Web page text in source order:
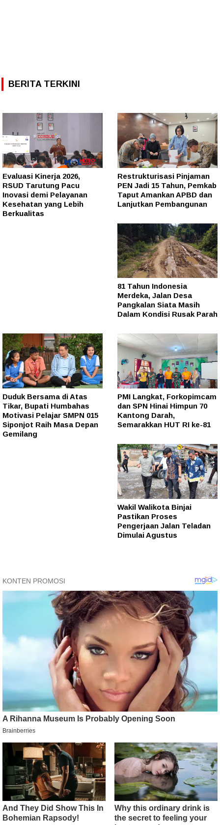
BERITA TERKINI
Evaluasi Kinerja 2026,
RSUD Tarutung Pacu
Inovasi demi Pelayanan
Kesehatan yang Lebih
Berkualitas
Restrukturisasi Pinjaman
PEN Jadi 15 Tahun, Pemkab
Taput Amankan APBD dan
Lanjutkan Pembangunan
81 Tahun Indonesia
Merdeka, Jalan Desa
Pangkalan Siata Masih
Dalam Kondisi Rusak Parah
Duduk Bersama di Atas
Tikar, Bupati Humbahas
Motivasi Pelajar SMPN 015
Siponjot Raih Masa Depan
Gemilang
PMI Langkat, Forkopimcam
dan SPN Hinai Himpun 70
Kantong Darah,
Semarakkan HUT RI ke-81
Wakil Walikota Binjai
Pastikan Proses
Pengerjaan Jalan Teladan
Dimulai Agustus